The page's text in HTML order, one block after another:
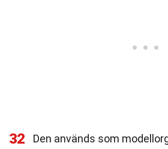
32
Den används som